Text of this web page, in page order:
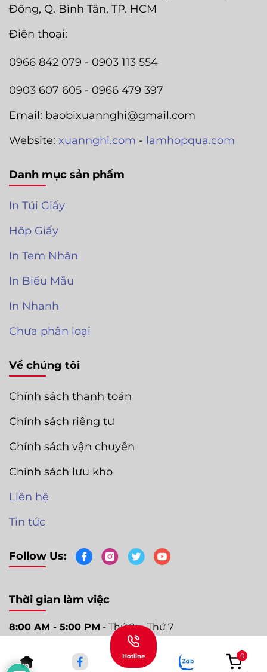
Đông, Q. Bình Tân, TP. HCM
Điện thoại:
0966 842 079 - 0903 113 554
0903 607 605 - 0966 479 397
Email: baobixuannghi@gmail.com
Website: xuannghi.com - lamhopqua.com
Danh mục sản phẩm
In Túi Giấy
Hộp Giấy
In Tem Nhãn
In Biểu Mẫu
In Nhanh
Chưa phân loại
Về chúng tôi
Chính sách thanh toán
Chính sách riêng tư
Chính sách vận chuyển
Chính sách lưu kho
Liên hệ
Tin tức
Follow Us:
Thời gian làm việc
8:00 AM - 5:00 PM - Thứ 2 ➛ Thứ 7
Hotline 0